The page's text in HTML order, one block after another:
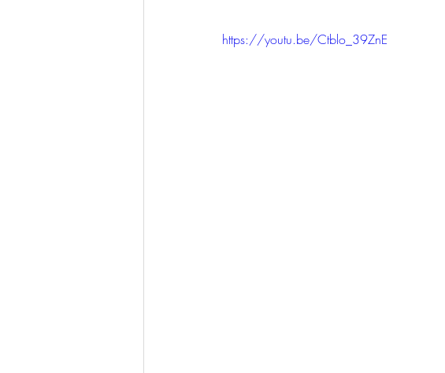
https://youtu.be/Ctblo_39ZnE